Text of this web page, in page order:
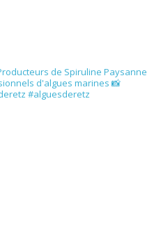
de Spiruline Paysanne
d'algues marines 📸
#alguesderetz